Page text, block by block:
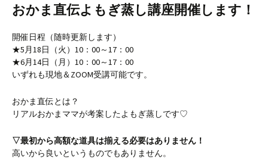
おかま直伝よもぎ蒸し講座開催します！
開催日程（随時更新します）
★5月18日（火）10：00～17：00
★6月14日（月）10：00～17：00
いずれも現地＆ZOOM受講可能です。
おかま直伝とは？
リアルおかまママが考案したよもぎ蒸しです♡
▽最初から高額な道具は揃える必要はありません！
高いから良いというものでもありません。